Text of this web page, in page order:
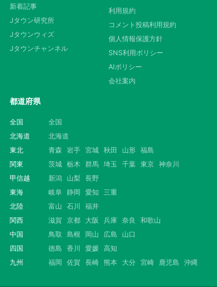
新着記事
Jタウン研究所
Jタウンウィズ
Jタウンチャンネル
利用規約
コメント投稿利用規約
個人情報保護方針
SNS利用ポリシー
AIポリシー
会社案内
都道府県
全国
全国
北海道
北海道
東北
青森 岩手 宮城 秋田 山形 福島
関東
茨城 栃木 群馬 埼玉 千葉 東京 神奈川
甲信越
新潟 山梨
長野
東海
岐阜 静岡 愛知
三重
北陸
富山 石川
福井
関西
滋賀 京都 大阪 兵庫 奈良
和歌山
中国
鳥取 島根 岡山 広島
山口
四国
徳島 香川 愛媛 高知
九州
福岡 佐賀 長崎 熊本 大分 宮崎 鹿児島 沖縄